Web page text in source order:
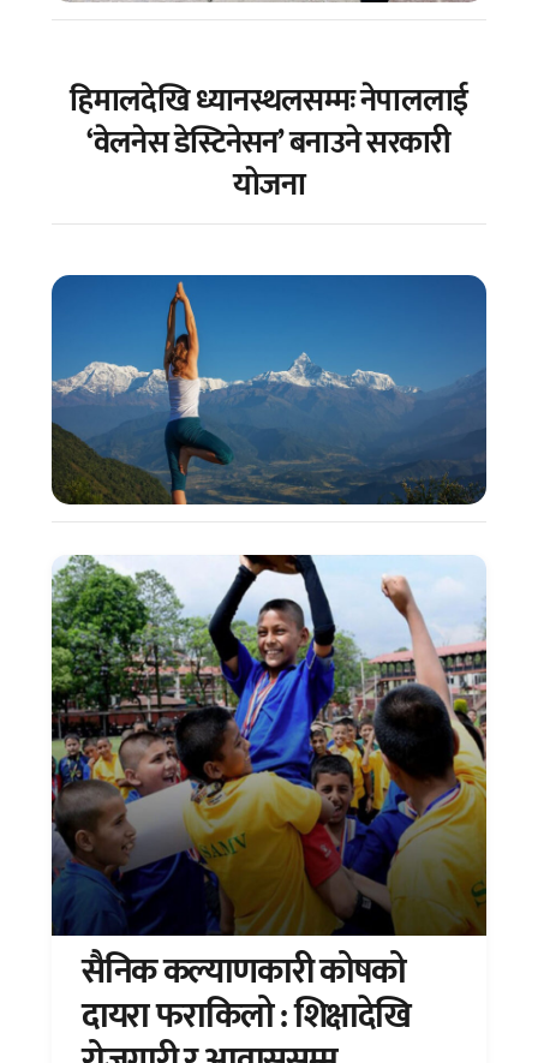
हिमालदेखि ध्यानस्थलसम्मः नेपाललाई
‘वेलनेस डेस्टिनेसन’ बनाउने सरकारी
योजना
सैनिक कल्याणकारी कोषको
दायरा फराकिलो : शिक्षादेखि